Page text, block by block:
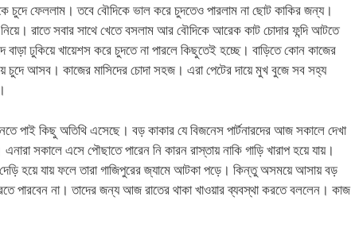
চুদে ফেললাম। তবে বৌদিকে ভাল করে চুদতেও পারলাম না ছোট কাকির জন্য।
রাতে সবার সাথে খেতে বসলাম আর বৌদিকে আরেক কাট চোদার ফন্দি আটতে
ঢুকিয়ে খায়েশস করে চুদতে না পারলে কিছুতেই হচ্ছে। বাড়িতে কোন কাজের
চুদে আসব। কাজের মাসিদের চোদা সহজ। এরা পেটের দায়ে মুখ বুজে সব সহ্য
পাই কিছু অতিথি এসেছে। বড় কাকার যে বিজনেস পার্টনারদের আজ সকালে দেখা
সকালে এসে পৌছাতে পারেন নি কারন রাস্তায় নাকি গাড়ি খারাপ হয়ে যায়।
হয়ে যায় ফলে তারা গাজিপুরের জ্যামে আটকা পড়ে। কিন্তু অসময়ে আসায় বড়
পারবেন না। তাদের জন্য আজ রাতের থাকা খাওয়ার ব্যবস্থা করতে বললেন। কাজ